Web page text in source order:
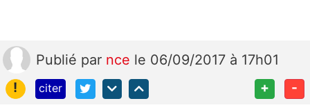
Publié par nce le 06/09/2017 à 17h01
!
citer + -